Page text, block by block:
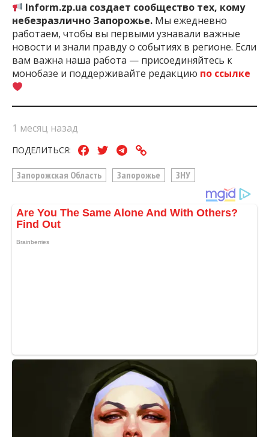
Inform.zp.ua создает сообщество тех, кому
небезразлично Запорожье. Мы ежедневно
работаем, чтобы вы первыми узнавали важные
новости и знали правду о событиях в регионе. Если
вам важна наша работа — присоединяйтесь к
монобазе и поддерживайте редакцию по ссылке
1 месяц назад
ПОДЕЛИТЬСЯ:
Запорожская Область Запорожье ЗНУ